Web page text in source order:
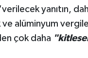
verilecek yanıtın,
ve alüminyum
çok daha